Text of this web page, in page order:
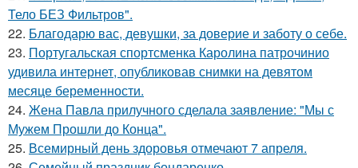
Тело БЕЗ Фильтров".
22. Благодарю вас, девушки, за доверие и заботу о себе.
23. Португальская спортсменка Каролина патрочинио
удивила интернет, опубликовав снимки на девятом
месяце беременности.
24. Жена Павла прилучного сделала заявление: "Мы с
Мужем Прошли до Конца".
25. Всемирный день здоровья отмечают 7 апреля.